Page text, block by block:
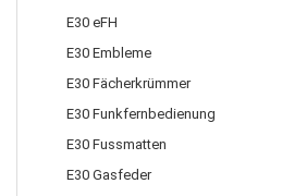
E30 eFH
E30 Embleme
E30 Fächerkrümmer
E30 Funkfernbedienung
E30 Fussmatten
E30 Gasfeder